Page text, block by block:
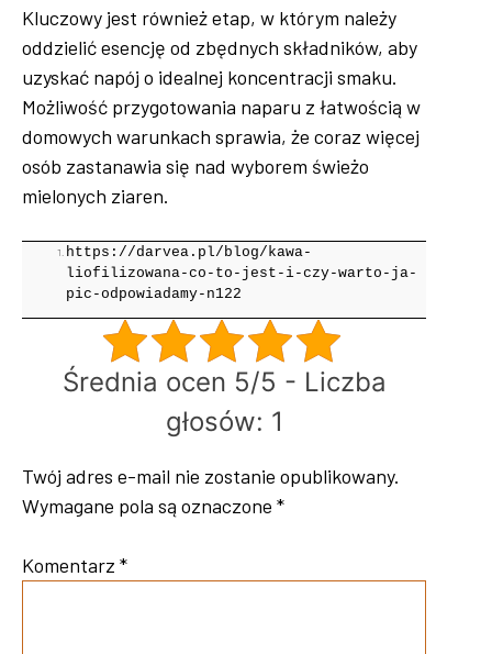
Kluczowy jest również etap, w którym należy
oddzielić esencję od zbędnych składników, aby
uzyskać napój o idealnej koncentracji smaku.
Możliwość przygotowania naparu z łatwością w
domowych warunkach sprawia, że coraz więcej
osób zastanawia się nad wyborem świeżo
mielonych ziaren.
https://darvea.pl/blog/kawa-
liofilizowana-co-to-jest-i-czy-warto-ja-
pic-odpowiadamy-n122
Średnia ocen 5/5 - Liczba
głosów: 1
Twój adres e-mail nie zostanie opublikowany.
Wymagane pola są oznaczone *
Komentarz *